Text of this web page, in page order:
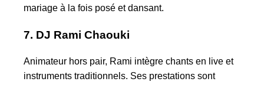
mariage à la fois posé et dansant.
7. DJ Rami Chaouki
Animateur hors pair, Rami intègre chants en live et
instruments traditionnels. Ses prestations sont